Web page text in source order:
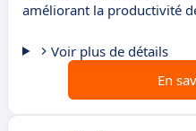
améliorant la productivité
Voir plus de détails
En